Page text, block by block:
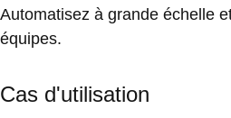
Automatisez à grande échelle
équipes.
Cas d'utilisation